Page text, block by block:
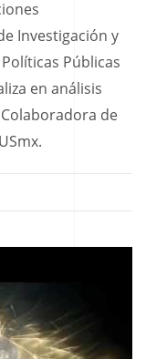
Investigación y
Públicas
en análisis
de